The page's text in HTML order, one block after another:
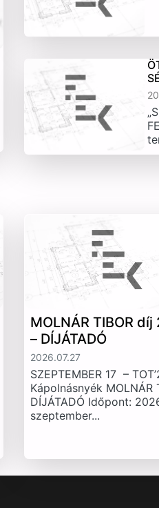
MOLNÁR TIBOR díj
– DÍJÁTADÓ
2026.07.27
SZEPTEMBER 17 –
Kápolnásnyék MOLNÁR
DÍJÁTADÓ Időpont:
szeptember...